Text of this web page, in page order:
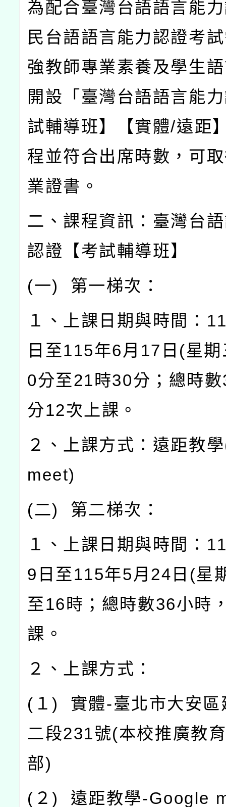
為配合臺灣台語語言能
民台語語言能力認證考
強教師專業素養及學生
開設「臺灣台語語言能
試輔導班】【實體/遠距
程並符合出席時數，可
業證書。
二、課程資訊：臺灣台
認證【考試輔導班】
(一) 第一梯次：
１、上課日期與時間：
日至115年6月 17 日 (星期
0分至21 時30分；總時數
分12次上課。
２、上課方式：遠距教學
meet)
(二) 第二梯次：
１、上課日期與時間：
9 日至115年5月 24 日 (星
至16 時；總時數36小時
課。
２、上課方式：
( １) 實體-臺北市大安
二段231號(本校推廣教
部)
( ２) 遠距教學-Google